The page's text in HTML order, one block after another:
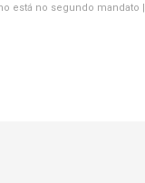
está no segundo mandato